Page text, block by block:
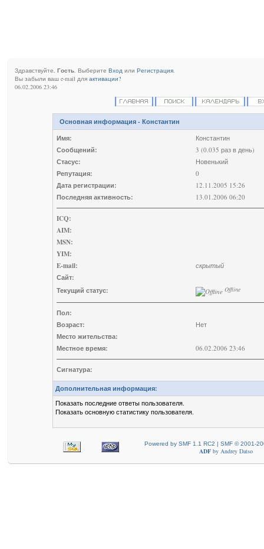
Здравствуйте, Гость. Выберите Вход или Регистрация.
Вы забыли ваш e-mail для активации?
06.02.2006 23:46
Основная информация - Константин
Имя:
Константин
Сообщений: 3 (0.035 раз в день)
Стасус: Новенький
Репутация: 0
Дата регистрации: 12.11.2005 15:26
Последняя активность: 13.01.2006 06:20
ICQ:
AIM:
MSN:
YIM:
E-mail:
скрытый
Сайт:
Текущий статус:
Offline
Пол:
Возраст:
Нет
Место жительства:
Местное время:
06.02.2006 23:46
Сигнатура:
Дополнительная информация:
Показать последние ответы пользователя.
Показать основную статистику пользователя.
Powered by SMF 1.1 RC2 | SMF © 2001-
ADFby Andrey Datso